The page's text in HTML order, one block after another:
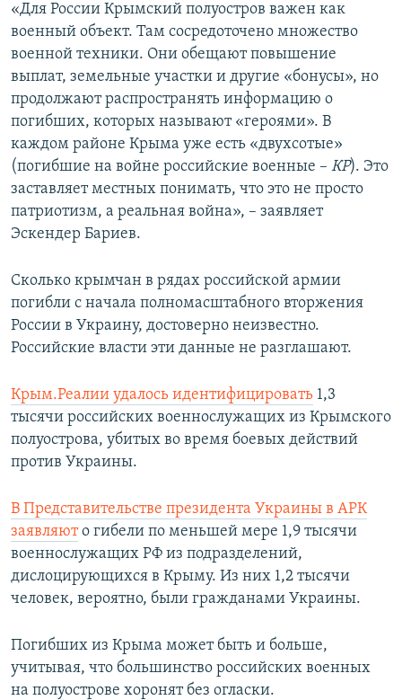
«Для России Крымский полуостров важен как
военный объект. Там сосредоточено множество
военной техники. Они обещают повышение
выплат, земельные участки и другие «бонусы», но
продолжают распространять информацию о
погибших, которых называют «героями». В
каждом районе Крыма уже есть «двухсотые»
(погибшие на войне российские военные – КР). Это
заставляет местных понимать, что это не просто
патриотизм, а реальная война», – заявляет
Эскендер Бариев.
Сколько крымчан в рядах российской армии
погибли с начала полномасштабного вторжения
России в Украину, достоверно неизвестно.
Российские власти эти данные не разглашают.
Крым.Реалии удалось идентифицировать 1,3
тысячи российских военнослужащих из Крымского
полуострова, убитых во время боевых действий
против Украины.
В Представительстве президента Украины в АРК
заявляюто гибели по меньшей мере 1,9 тысячи
военнослужащих РФ из подразделений,
дислоцирующихся в Крыму. Из них 1,2 тысячи
человек, вероятно, были гражданами Украины.
Погибших из Крыма может быть и больше,
учитывая, что большинство российских военных
на полуострове хоронят без огласки.